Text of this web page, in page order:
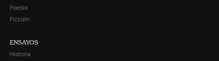
Poesía
Ficción
ENSAYOS
Historia